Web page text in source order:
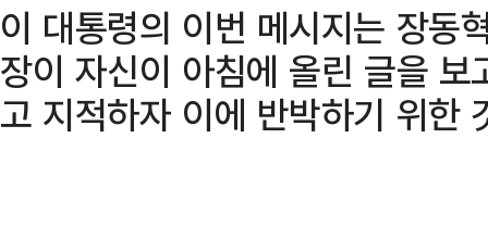
이 대통령의 이번 메시지는 장동
장이 자신이 아침에 올린 글을 보
고 지적하자 이에 반박하기 위한